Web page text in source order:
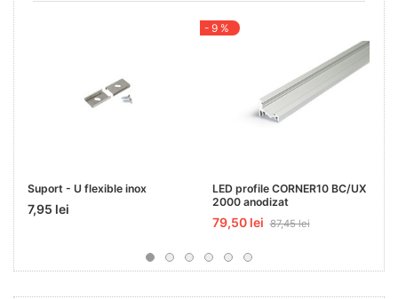
Suport - U flexible inox
7,95 lei
- 9 %
LED profile CORNER10 BC/UX
2000 anodizat
79,50 lei 87,45 lei